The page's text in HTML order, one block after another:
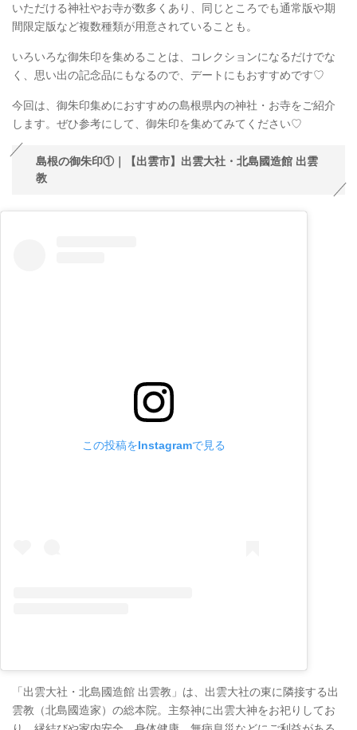
いただける神社やお寺が数多くあり、同じところでも通常版や期
間限定版など複数種類が用意されていることも。
いろいろな御朱印を集めることは、コレクションになるだけでな
く、思い出の記念品にもなるので、デートにもおすすめです♡
今回は、御朱印集めにおすすめの島根県内の神社・お寺をご紹介
します。ぜひ参考にして、御朱印を集めてみてください♡
島根の御朱印①｜【出雲市】出雲大社・北島國造館 出雲
教
この投稿をInstagramで見る
「出雲大社・北島國造館 出雲教」は、出雲大社の東に隣接する出
雲教（北島國造家）の総本院。主祭神に出雲大神をお祀りしてお